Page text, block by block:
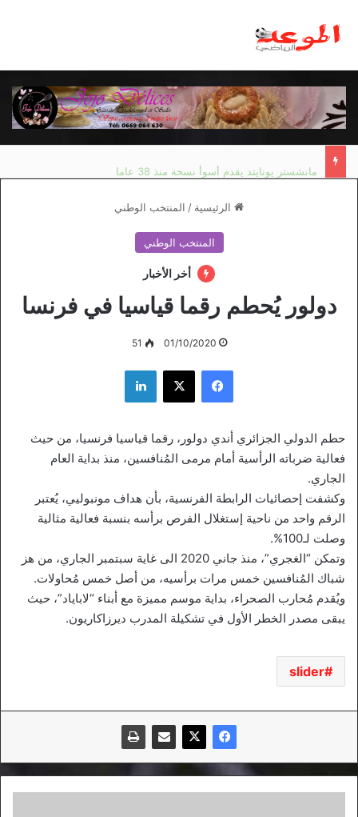
مانشستر يونايتد يقدم أسوأ نسخة منذ 38 عاما
الرئيسية / المنتخب الوطني
المنتخب الوطني
أخر الأخبار
دولور يُحطم رقما قياسيا في فرنسا
01/10/2020
51
فيسبوك ‫X لينكدإن
حطم الدولي الجزائري أندي دولور، رقما قياسيا فرنسيا، من حيث
فعالية ضرباته الرأسية أمام مرمى المُنافسين، منذ بداية العام
الجاري.
وكشفت إحصائيات الرابطة الفرنسية، بأن هداف مونبوليي، يُعتبر
الرقم واحد من ناحية إستغلال الفرص برأسه بنسبة فعالية مثالية
وصلت لـ100%.
وتمكن “الغجري”، منذ جاني 2020 الى غاية سبتمبر الجاري، من هز
شباك المُنافسين خمس مرات برأسيه، من أصل خمس مُحاولات.
ويُقدم مُحارب الصحراء، بداية موسم مميزة مع أبناء “لاباياد”، حيث
يبقى مصدر الخطر الأول في تشكيلة المدرب ديرزاكاريون.
slider